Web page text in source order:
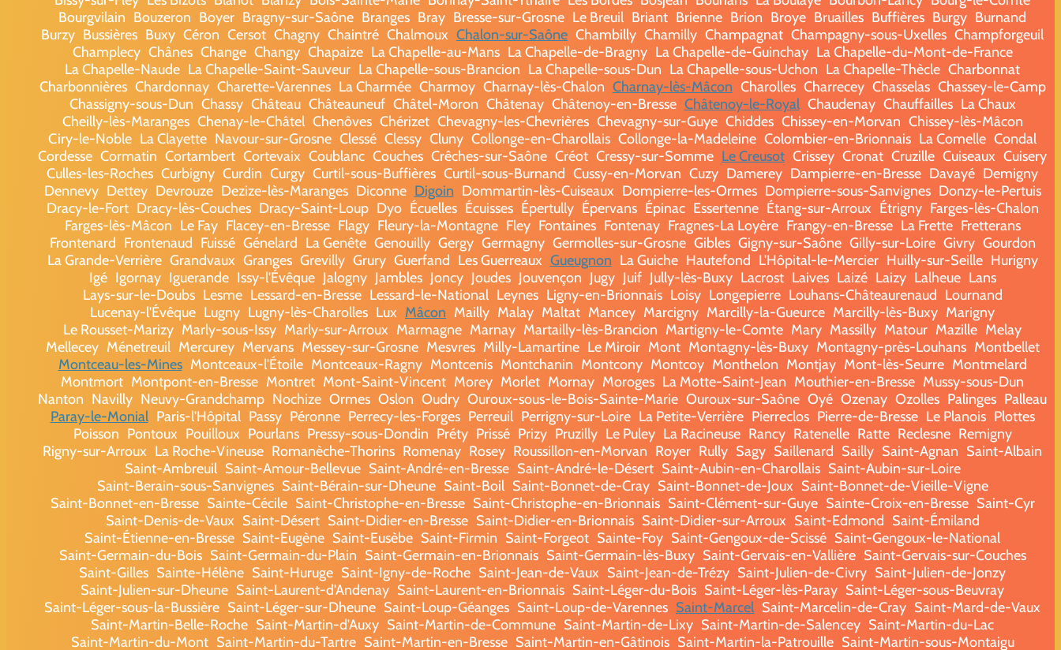
Bourgvilain Bouzeron Boyer Bragny-sur-Saône Branges Bray Bresse-sur-Grosne Le Breuil Briant Brienne Brion Broye Bruailles Buffières Burgy Burnand
Burzy Bussières Buxy Céron Cersot Chagny Chaintré Chalmoux Chalon-sur-Saône Chambilly Chamilly Champagnat Champagny-sous-Uxelles Champforgeuil
Champlecy Chânes Change Changy Chapaize La Chapelle-au-Mans La Chapelle-de-Bragny La Chapelle-de-Guinchay La Chapelle-du-Mont-de-France
La Chapelle-Naude La Chapelle-Saint-Sauveur La Chapelle-sous-Brancion La Chapelle-sous-Dun La Chapelle-sous-Uchon La Chapelle-Thècle Charbonnat
Charbonnières Chardonnay Charette-Varennes La Charmée Charmoy Charnay-lès-Chalon Charnay-lès-Mâcon Charolles Charrecey Chasselas Chassey-le-Camp
Chassigny-sous-Dun Chassy Château Châteauneuf Châtel-Moron Châtenay Châtenoy-en-Bresse Châtenoy-le-Royal Chaudenay Chauffailles La Chaux
Cheilly-lès-Maranges Chenay-le-Châtel Chenôves Chérizet Chevagny-les-Chevrières Chevagny-sur-Guye Chiddes Chissey-en-Morvan Chissey-lès-Mâcon
Ciry-le-Noble La Clayette Navour-sur-Grosne Clessé Clessy Cluny Collonge-en-Charollais Collonge-la-Madeleine Colombier-en-Brionnais La Comelle Condal
Cordesse Cormatin Cortambert Cortevaix Coublanc Couches Crêches-sur-Saône Créot Cressy-sur-Somme Le Creusot Crissey Cronat Cruzille Cuiseaux Cuisery
Culles-les-Roches Curbigny Curdin Curgy Curtil-sous-Buffières Curtil-sous-Burnand Cussy-en-Morvan Cuzy Damerey Dampierre-en-Bresse Davayé Demigny
Dennevy Dettey Devrouze Dezize-lès-Maranges Diconne Digoin Dommartin-lès-Cuiseaux Dompierre-les-Ormes Dompierre-sous-Sanvignes Donzy-le-Pertuis
Dracy-le-Fort Dracy-lès-Couches Dracy-Saint-Loup Dyo Écuelles Écuisses Épertully Épervans Épinac Essertenne Étang-sur-Arroux Étrigny Farges-lès-Chalon
Farges-lès-Mâcon Le Fay Flacey-en-Bresse Flagy Fleury-la-Montagne Fley Fontaines Fontenay Fragnes-La Loyère Frangy-en-Bresse La Frette Fretterans
Frontenard Frontenaud Fuissé Génelard La Genête Genouilly Gergy Germagny Germolles-sur-Grosne Gibles Gigny-sur-Saône Gilly-sur-Loire Givry Gourdon
La Grande-Verrière Grandvaux Granges Grevilly Grury Guerfand Les Guerreaux Gueugnon La Guiche Hautefond L'Hôpital-le-Mercier Huilly-sur-Seille Hurigny
Igé Igornay Iguerande Issy-l'Évêque Jalogny Jambles Joncy Joudes Jouvençon Jugy Juif Jully-lès-Buxy Lacrost Laives Laizé Laizy Lalheue Lans
Lays-sur-le-Doubs Lesme Lessard-en-Bresse Lessard-le-National Leynes Ligny-en-Brionnais Loisy Longepierre Louhans-Châteaurenaud Lournand
Lucenay-l'Évêque Lugny Lugny-lès-Charolles Lux Mâcon Mailly Malay Maltat Mancey Marcigny Marcilly-la-Gueurce Marcilly-lès-Buxy Marigny
Le Rousset-Marizy Marly-sous-Issy Marly-sur-Arroux Marmagne Marnay Martailly-lès-Brancion Martigny-le-Comte Mary Massilly Matour Mazille Melay
Mellecey Ménetreuil Mercurey Mervans Messey-sur-Grosne Mesvres Milly-Lamartine Le Miroir Mont Montagny-lès-Buxy Montagny-près-Louhans Montbellet
Montceau-les-Mines Montceaux-l'Étoile Montceaux-Ragny Montcenis Montchanin Montcony Montcoy Monthelon Montjay Mont-lès-Seurre Montmelard
Montmort Montpont-en-Bresse Montret Mont-Saint-Vincent Morey Morlet Mornay Moroges La Motte-Saint-Jean Mouthier-en-Bresse Mussy-sous-Dun
Nanton Navilly Neuvy-Grandchamp Nochize Ormes Oslon Oudry Ouroux-sous-le-Bois-Sainte-Marie Ouroux-sur-Saône Oyé Ozenay Ozolles Palinges Palleau
Paray-le-Monial Paris-l'Hôpital Passy Péronne Perrecy-les-Forges Perreuil Perrigny-sur-Loire La Petite-Verrière Pierreclos Pierre-de-Bresse Le Planois Plottes
Poisson Pontoux Pouilloux Pourlans Pressy-sous-Dondin Préty Prissé Prizy Pruzilly Le Puley La Racineuse Rancy Ratenelle Ratte Reclesne Remigny
Rigny-sur-Arroux La Roche-Vineuse Romanèche-Thorins Romenay Rosey Roussillon-en-Morvan Royer Rully Sagy Saillenard Sailly Saint-Agnan Saint-Albain
Saint-Ambreuil Saint-Amour-Bellevue Saint-André-en-Bresse Saint-André-le-Désert Saint-Aubin-en-Charollais Saint-Aubin-sur-Loire
Saint-Berain-sous-Sanvignes Saint-Bérain-sur-Dheune Saint-Boil Saint-Bonnet-de-Cray Saint-Bonnet-de-Joux Saint-Bonnet-de-Vieille-Vigne
Saint-Bonnet-en-Bresse Sainte-Cécile Saint-Christophe-en-Bresse Saint-Christophe-en-Brionnais Saint-Clément-sur-Guye Sainte-Croix-en-Bresse Saint-Cyr
Saint-Denis-de-Vaux Saint-Désert Saint-Didier-en-Bresse Saint-Didier-en-Brionnais Saint-Didier-sur-Arroux Saint-Edmond Saint-Émiland
Saint-Étienne-en-Bresse Saint-Eugène Saint-Eusèbe Saint-Firmin Saint-Forgeot Sainte-Foy Saint-Gengoux-de-Scissé Saint-Gengoux-le-National
Saint-Germain-du-Bois Saint-Germain-du-Plain Saint-Germain-en-Brionnais Saint-Germain-lès-Buxy Saint-Gervais-en-Vallière Saint-Gervais-sur-Couches
Saint-Gilles Sainte-Hélène Saint-Huruge Saint-Igny-de-Roche Saint-Jean-de-Vaux Saint-Jean-de-Trézy Saint-Julien-de-Civry Saint-Julien-de-Jonzy
Saint-Julien-sur-Dheune Saint-Laurent-d'Andenay Saint-Laurent-en-Brionnais Saint-Léger-du-Bois Saint-Léger-lès-Paray Saint-Léger-sous-Beuvray
Saint-Léger-sous-la-Bussière Saint-Léger-sur-Dheune Saint-Loup-Géanges Saint-Loup-de-Varennes Saint-Marcel Saint-Marcelin-de-Cray Saint-Mard-de-Vaux
Saint-Martin-Belle-Roche Saint-Martin-d'Auxy Saint-Martin-de-Commune Saint-Martin-de-Lixy Saint-Martin-de-Salencey Saint-Martin-du-Lac
Saint-Martin-du-Mont Saint-Martin-du-Tartre Saint-Martin-en-Bresse Saint-Martin-en-Gâtinois Saint-Martin-la-Patrouille Saint-Martin-sous-Montaigu